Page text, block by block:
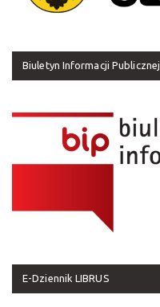
Biuletyn Informacji Publicznej
E-Dziennik LIBRUS